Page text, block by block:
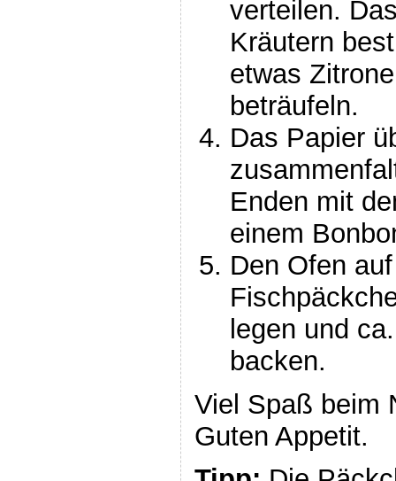
verteilen.
Kräutern
etwas
beträufeln.
Das Papier
Enden mit
einem
Den Ofen
legen und
backen.
Viel Spaß beim
Guten Appetit.